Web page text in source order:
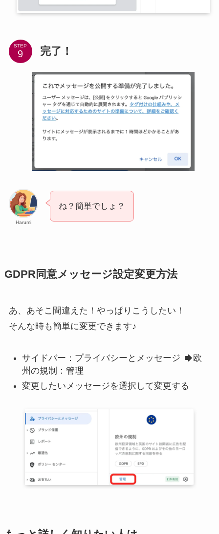
STEP 完了！
Harumi
ね？簡単でしょ？
GDPR同意メッセージ設定変更方法
あ、あそこ間違えた！やっぱりこうしたい！
そんな時も簡単に変更できます♪
サイドバー：プライバシーとメッセージ
欧
州の規制：管理
変更したいメッセージを選択して変更する